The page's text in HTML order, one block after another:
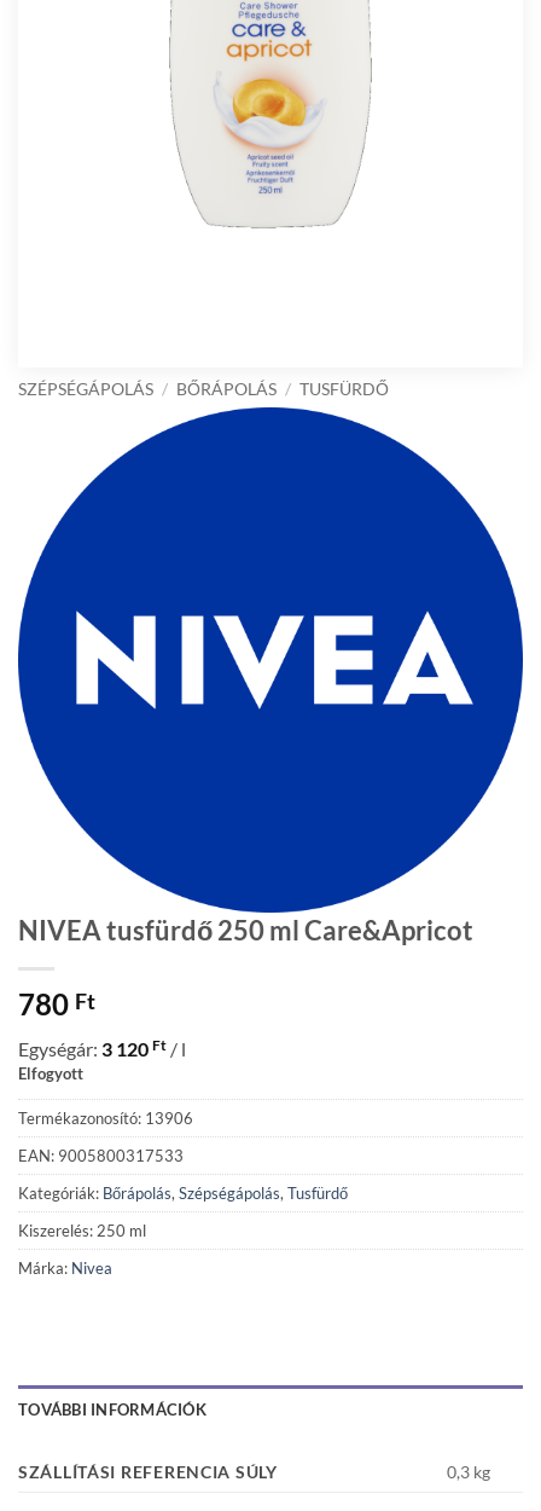
SZÉPSÉGÁPOLÁS / BŐRÁPOLÁS / TUSFÜRDŐ
NIVEA tusfürdő 250 ml Care&Apricot
780 Ft
Egységár: 3 120 Ft / l
Elfogyott
Termékazonosító: 13906
EAN: 9005800317533
Kategóriák: Bőrápolás, Szépségápolás, Tusfürdő
Kiszerelés: 250 ml
Márka: Nivea
TOVÁBBI INFORMÁCIÓK
SZÁLLÍTÁSI REFERENCIA SÚLY 0,3 kg